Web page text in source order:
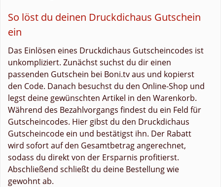
So löst du deinen Druckdichaus Gutschein
ein
Das Einlösen eines Druckdichaus Gutscheincodes ist
unkompliziert. Zunächst suchst du dir einen
passenden Gutschein bei Boni.tv aus und kopierst
den Code. Danach besuchst du den Online-Shop und
legst deine gewünschten Artikel in den Warenkorb.
Während des Bezahlvorgangs findest du ein Feld für
Gutscheincodes. Hier gibst du den Druckdichaus
Gutscheincode ein und bestätigst ihn. Der Rabatt
wird sofort auf den Gesamtbetrag angerechnet,
sodass du direkt von der Ersparnis profitierst.
Abschließend schließt du deine Bestellung wie
gewohnt ab.